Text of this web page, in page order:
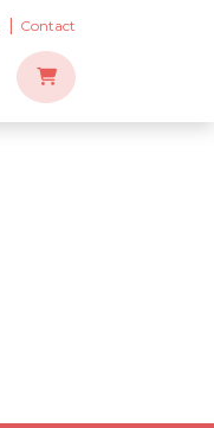
Contact